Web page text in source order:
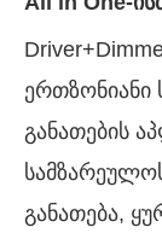
ერთზონიანი
განათების
განათება,